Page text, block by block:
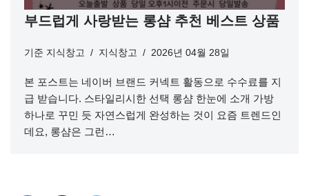
부드럽게 사랑받는 롱샴 추천 베스트 상품
기준 지식창고 지식창고 2026년 04월 28일
본 포스트는 네이버 브랜드 커넥트 활동으로 수수료를 지
급 받습니다. 스타일리시한 선택 롱샴 한눈에 소개 가방
하나로 꾸민 듯 자연스럽게 완성하는 것이 요즘 트렌드인
데요, 롱샴은 그런…